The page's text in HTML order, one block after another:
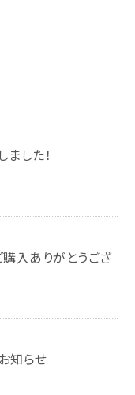
した！
入ありがとうござ
知らせ